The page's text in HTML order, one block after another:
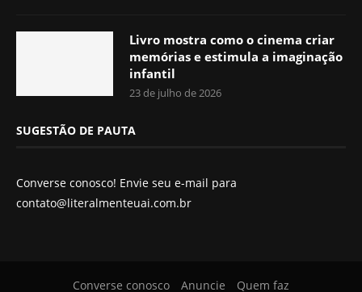
Livro mostra como o cinema criar
memórias e estimula a imaginação
infantil
23 de julho de 2026
SUGESTÃO DE PAUTA
Converse conosco! Envie seu e-mail para
contato@literalmenteuai.com.br
Converse conosco Anuncie Quem faz